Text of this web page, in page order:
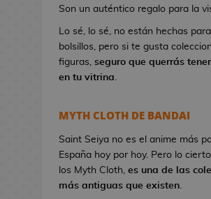
n
d
o
s
d
e
V
Son un auténtico regalo para la
Lo sé, lo sé, no están hechas
bolsillos, pero si te gusta
figuras, seguro que querrás
en tu vitrina.
MYTH CLOTH DE BANDAI
Saint Seiya no es el anime más
España hoy por hoy. Pero lo
los Myth Cloth, es una de las
más antiguas que existen.